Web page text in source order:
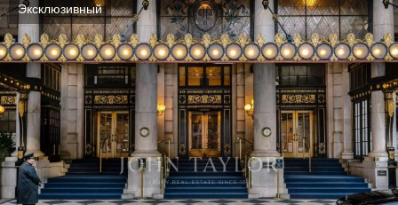
Эксклюзивный